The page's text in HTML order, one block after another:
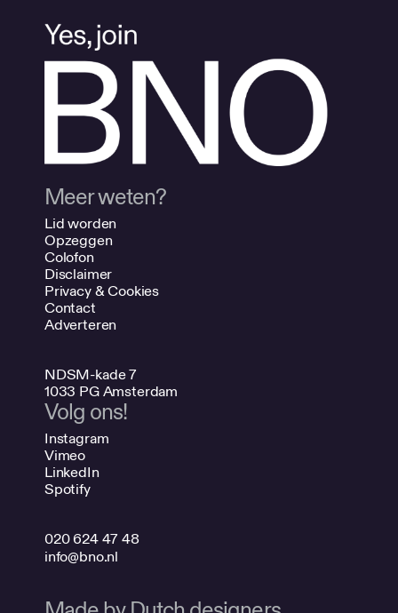
Meer weten?
Lid worden
Opzeggen
Colofon
Disclaimer
Privacy & Cookies
Contact
Adverteren
NDSM-kade 7
1033 PG Amsterdam
Volg ons!
Instagram
Vimeo
LinkedIn
Spotify
020 624 47 48
info@bno.nl